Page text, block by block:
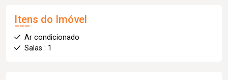
Itens do Imóvel
Ar condicionado
Salas : 1